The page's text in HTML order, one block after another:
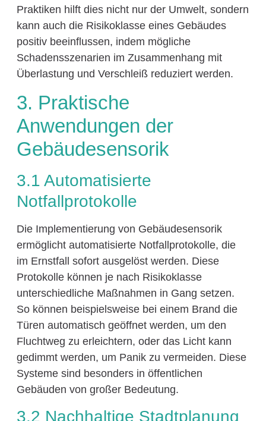
Praktiken hilft dies nicht nur der Umwelt, sondern
kann auch die Risikoklasse eines Gebäudes
positiv beeinflussen, indem mögliche
Schadensszenarien im Zusammenhang mit
Überlastung und Verschleiß reduziert werden.
3. Praktische
Anwendungen der
Gebäudesensorik
3.1 Automatisierte
Notfallprotokolle
Die Implementierung von Gebäudesensorik
ermöglicht automatisierte Notfallprotokolle, die
im Ernstfall sofort ausgelöst werden. Diese
Protokolle können je nach Risikoklasse
unterschiedliche Maßnahmen in Gang setzen.
So können beispielsweise bei einem Brand die
Türen automatisch geöffnet werden, um den
Fluchtweg zu erleichtern, oder das Licht kann
gedimmt werden, um Panik zu vermeiden. Diese
Systeme sind besonders in öffentlichen
Gebäuden von großer Bedeutung.
3.2 Nachhaltige Stadtplanung